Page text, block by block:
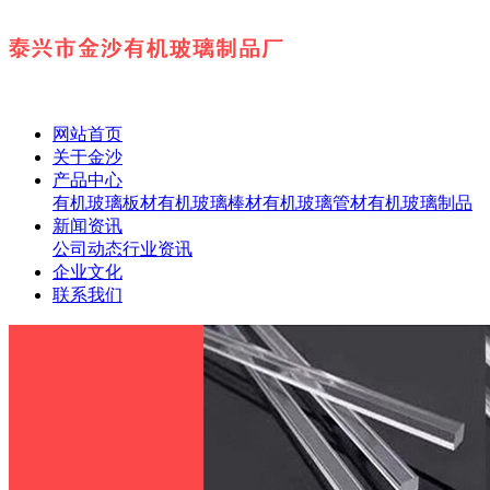
网站首页
关于金沙
产品中心
有机玻璃板材有机玻璃棒材有机玻璃管材有机玻璃制品
新闻资讯
公司动态行业资讯
企业文化
联系我们